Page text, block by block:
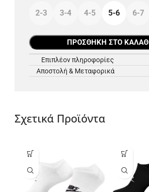
2-3 3-4 4-5 5-6 6-7
ΠΡΟΣΘΉΚΗ ΣΤΟ ΚΑΛΆΘΙ
Επιπλέον πληροφορίες
Αποστολή & Μεταφορικά
Σχετικά Προϊόντα